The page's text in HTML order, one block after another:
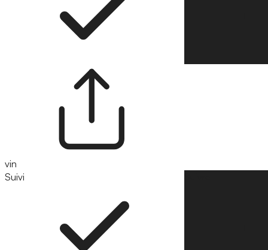
vin
Suivi